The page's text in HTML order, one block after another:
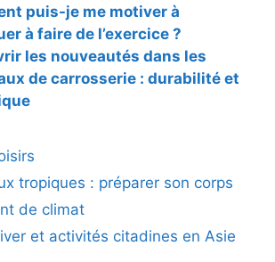
puis-je me motiver à
à faire de l’exercice ?
les nouveautés dans les
de carrosserie : durabilité et
tropiques : préparer son corps
de climat
et activités citadines en Asie